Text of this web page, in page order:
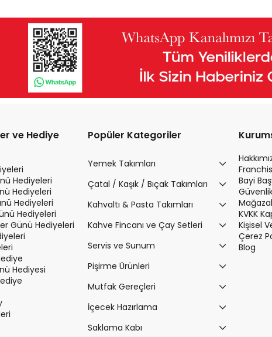
ve Hediye
Hediyeleri
Hediyeleri
Hediyeleri
Hediyeleri
Günü Hediyeleri
Hediyesi
Popüler Kategoriler
Yemek Takımları
Çatal / Kaşık / Bıçak Takımları
Kahvaltı & Pasta Takımları
Kahve Fincanı ve Çay Setleri
Servis ve Sunum
Pişirme Ürünleri
Mutfak Gereçleri
İçecek Hazırlama
Saklama Kabı
Bayi
KVKK
Kişisel
Çerez
Blog